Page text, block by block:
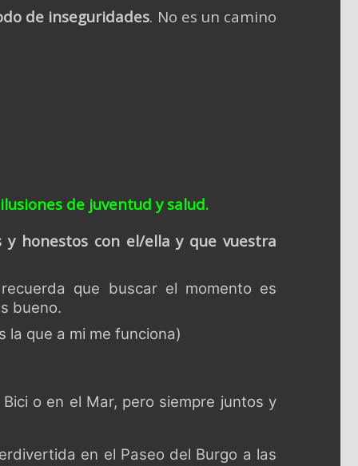
de inseguridades. No es un camino
de juventud y salud.
honestos con el/ella y que vuestra
que buscar el momento es
bueno.
la que a mi me funciona)
o en el Mar, pero siempre juntos y
en el Paseo del Burgo a las